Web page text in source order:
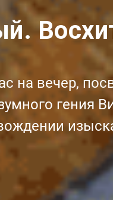
на вечер,
гения